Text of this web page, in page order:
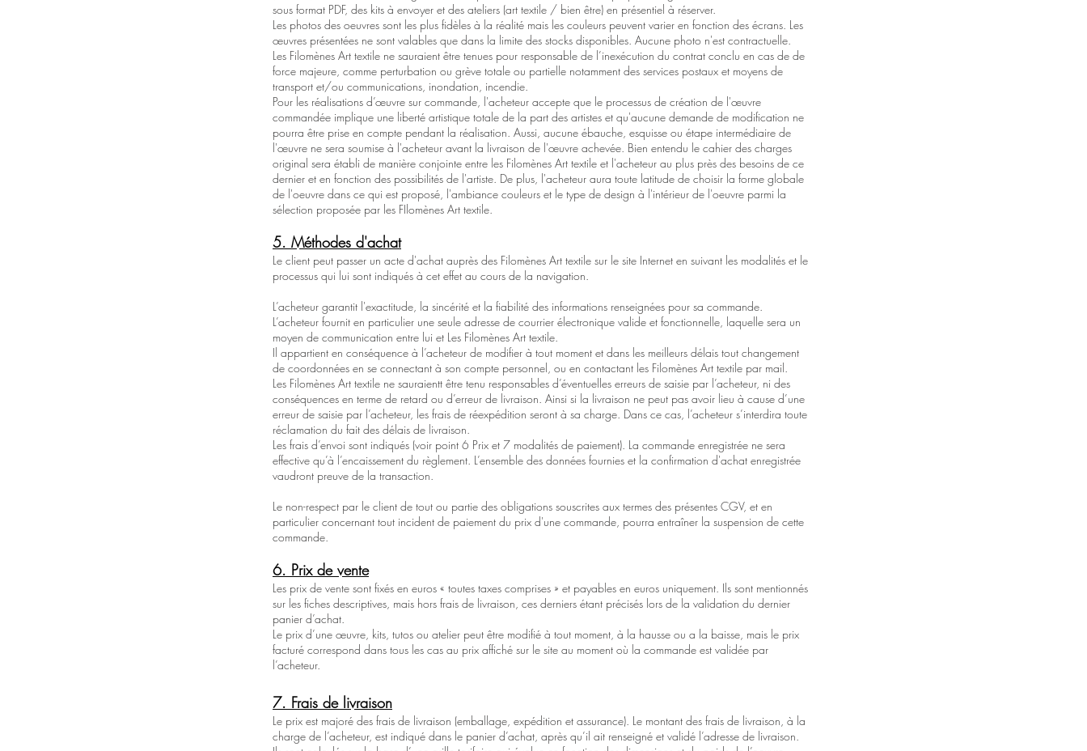
sous format PDF, des kits à envoyer et des ateliers (art textile / bien être) en présentiel à réserver.
Les photos des oeuvres sont les plus fidèles à la réalité mais les couleurs peuvent varier en fonction des écrans. Les
œuvres présentées ne sont valables que dans la limite des stocks disponibles. Aucune photo n'est contractuelle.
Les Filomènes Art textile ne sauraient être tenues pour responsable de l’inexécution du contrat conclu en cas de de
force majeure, comme perturbation ou grève totale ou partielle notamment des services postaux et moyens de
transport et/ou communications, inondation, incendie.
Pour les réalisations d’œuvre sur commande, l'acheteur accepte que le processus de création de l'œuvre
commandée implique une liberté artistique totale de la part des artistes et qu'aucune demande de modification ne
pourra être prise en compte pendant la réalisation. Aussi, aucune ébauche, esquisse ou étape intermédiaire de
l'œuvre ne sera soumise à l'acheteur avant la livraison de l'œuvre achevée. Bien entendu le cahier des charges
original sera établi de manière conjointe entre les Filomènes Art textile et l'acheteur au plus près des besoins de ce
dernier et en fonction des possibilités de l'artiste. De plus, l'acheteur aura toute latitude de choisir la forme globale
de l'oeuvre dans ce qui est proposé, l'ambiance couleurs et le type de design à l'intérieur de l'oeuvre parmi la
sélection proposée par les FIlomènes Art textile.
5. Méthodes d'achat
Le client peut passer un acte d'achat auprès des Filomènes Art textile sur le site Internet en suivant les modalités et le
processus qui lui sont indiqués à cet effet au cours de la navigation.
L’acheteur garantit l'exactitude, la sincérité et la fiabilité des informations renseignées pour sa commande.
L’acheteur fournit en particulier une seule adresse de courrier électronique valide et fonctionnelle, laquelle sera un
moyen de communication entre lui et Les Filomènes Art textile.
Il appartient en conséquence à l’acheteur de modifier à tout moment et dans les meilleurs délais tout changement
de coordonnées en se connectant à son compte personnel, ou en contactant les Filomènes Art textile par mail.
Les Filomènes Art textile ne sauraientt être tenu responsables d’éventuelles erreurs de saisie par l’acheteur, ni des
conséquences en terme de retard ou d’erreur de livraison. Ainsi si la livraison ne peut pas avoir lieu à cause d’une
erreur de saisie par l’acheteur, les frais de réexpédition seront à sa charge. Dans ce cas, l’acheteur s’interdira toute
réclamation du fait des délais de livraison.
Les frais d’envoi sont indiqués (voir point 6 Prix et 7 modalités de paiement). La commande enregistrée ne sera
effective qu’à l’encaissement du règlement. L’ensemble des données fournies et la confirmation d'achat enregistrée
vaudront preuve de la transaction.
Le non-respect par le client de tout ou partie des obligations souscrites aux termes des présentes CGV, et en
particulier concernant tout incident de paiement du prix d'une commande, pourra entraîner la suspension de cette
commande.
6. Prix de vente
Les prix de vente sont fixés en euros « toutes taxes comprises » et payables en euros uniquement. Ils sont mentionnés
sur les fiches descriptives, mais hors frais de livraison, ces derniers étant précisés lors de la validation du dernier
panier d’achat.
Le prix d’une œuvre, kits, tutos ou atelier peut être modifié à tout moment, à la hausse ou a la baisse, mais le prix
facturé correspond dans tous les cas au prix affiché sur le site au moment où la commande est validée par
l’acheteur.
7. Frais de livraison
Le prix est majoré des frais de livraison (emballage, expédition et assurance). Le montant des frais de livraison, à la
charge de l’acheteur, est indiqué dans le panier d’achat, après qu’il ait renseigné et validé l’adresse de livraison.